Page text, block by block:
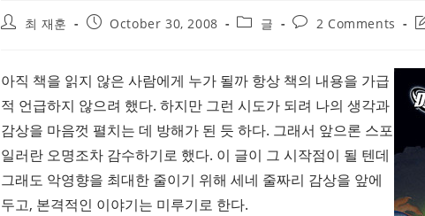
Post최 재훈
PostOctober 30, 2008
Post글
Post2 Comments
아직 책을 읽지 않은 사람에게 누가 될까 항상 책의 내용을 가급
적 언급하지 않으려 했다. 하지만 그런 시도가 되려 나의 생각과
감상을 마음껏 펼치는 데 방해가 된 듯 하다. 그래서 앞으론 스포
일러란 오명조차 감수하기로 했다. 이 글이 그 시작점이 될 텐데
그래도 악영향을 최대한 줄이기 위해 세네 줄짜리 감상을 앞에
두고, 본격적인 이야기는 미루기로 한다.